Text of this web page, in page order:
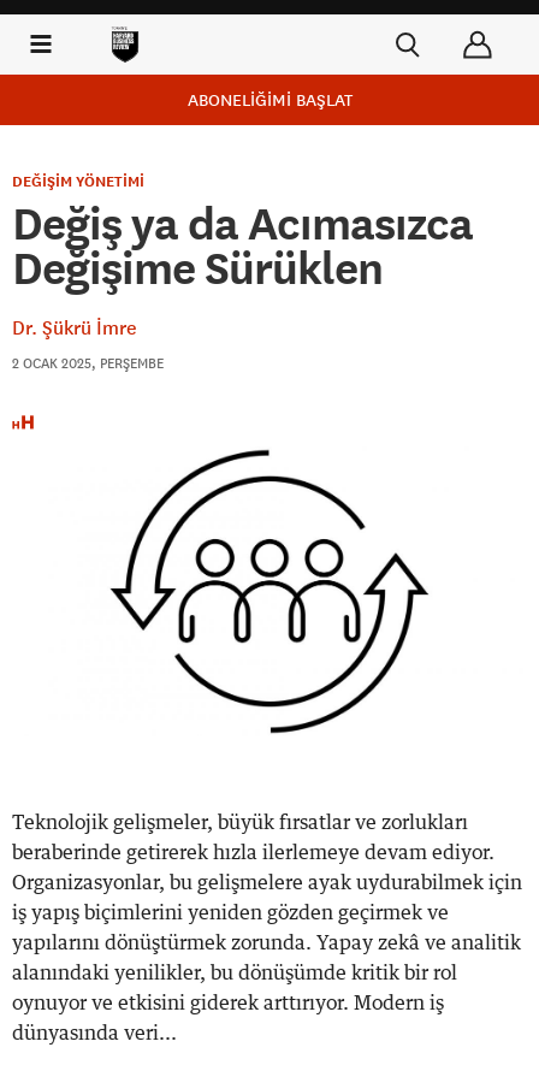
ABONELİĞİMİ BAŞLAT
DEĞİŞİM YÖNETİMİ
Değiş ya da Acımasızca
Değişime Sürüklen
Dr. Şükrü İmre
2 OCAK 2025, PERŞEMBE
Teknolojik gelişmeler, büyük fırsatlar ve zorlukları
beraberinde getirerek hızla ilerlemeye devam ediyor.
Organizasyonlar, bu gelişmelere ayak uydurabilmek için
iş yapış biçimlerini yeniden gözden geçirmek ve
yapılarını dönüştürmek zorunda. Yapay zekâ ve analitik
alanındaki yenilikler, bu dönüşümde kritik bir rol
oynuyor ve etkisini giderek arttırıyor. Modern iş
dünyasında veri...